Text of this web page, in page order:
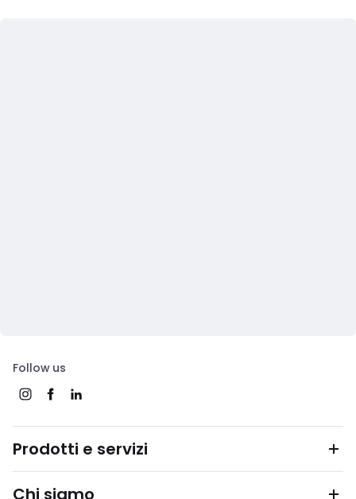
Follow us
Prodotti e servizi
Chi siamo